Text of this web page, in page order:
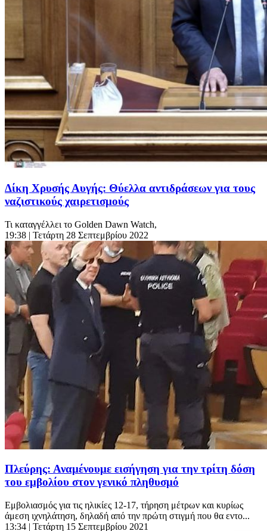
Δίκη Χρυσής Αυγής: Θύελλα αντιδράσεων για τους
ναζιστικούς χαιρετισμούς
Τι καταγγέλλει το Golden Dawn Watch,
19:38 | Τετάρτη 28 Σεπτεμβρίου 2022
Πλεύρης: Αναμένουμε εισήγηση για την τρίτη δόση
του εμβολίου στον γενικό πληθυσμό
Εμβολιασμός για τις ηλικίες 12-17, τήρηση μέτρων και κυρίως
άμεση ιχνηλάτηση, δηλαδή από την πρώτη στιγμή που θα εντο...
13:34 | Τετάρτη 15 Σεπτεμβρίου 2021